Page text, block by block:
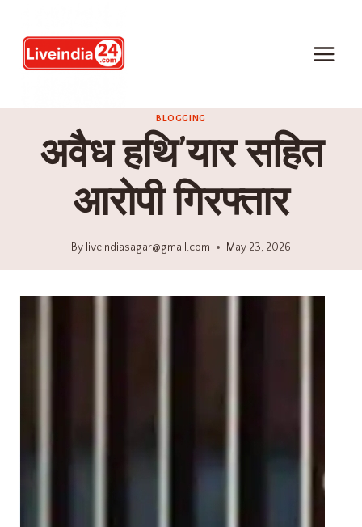
BLOGGING
अवैध हथि’यार सहित
आरोपी गिरफ्तार
By liveindiasagar@gmail.com May 23, 2026